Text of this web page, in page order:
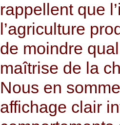
rappellent que
l’agriculture
de moindre
maîtrise de la
Nous en
affichage clair